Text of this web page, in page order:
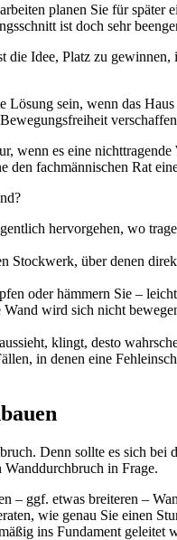
planen Sie für
ist doch sehr
Idee, Platz zu
Lösung sein, wenn das
wenn es eine nichttragende
fachmännischen Rat
hervorgehen, wo
Stockwerk, über denen
oder hämmern Sie –
wird sich nicht
klingt, desto
in denen eine
Denn sollte es sich
in Frage.
– ggf. etwas breiteren –
wie genau Sie einen
ins Fundament geleitet